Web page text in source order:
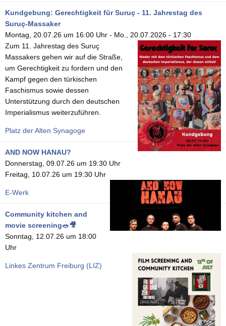
Kundgebung: Gerechtigkeit für Suruç - 11. Jahrestag des
Suruç-Massaker
Montag, 20.07.26 um 16:00 Uhr - Mo., 20.07.2026 - 17:30
Zum 11. Jahrestag des Suruç
Massakers gehen wir auf die Straße,
um Gerechtigkeit zu fordern und den
Kampf gegen den türkischen
Faschismus sowie dessen
Unterstützung durch den deutschen
Imperialismus weiterzuführen.
Platz der Alten Synagoge
AND NOW HANAU?
Donnerstag, 09.07.26 um 19:30 Uhr
Freitag, 10.07.26 um 19:30 Uhr
E-Werk
Community kitchen and
movie screening🥗🎥
Sonntag, 12.07.26 um 18:00
Uhr
Linkes Zentrum Freiburg (LIZ)